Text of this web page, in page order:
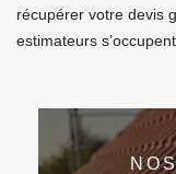
récupérer votre devis
estimateurs